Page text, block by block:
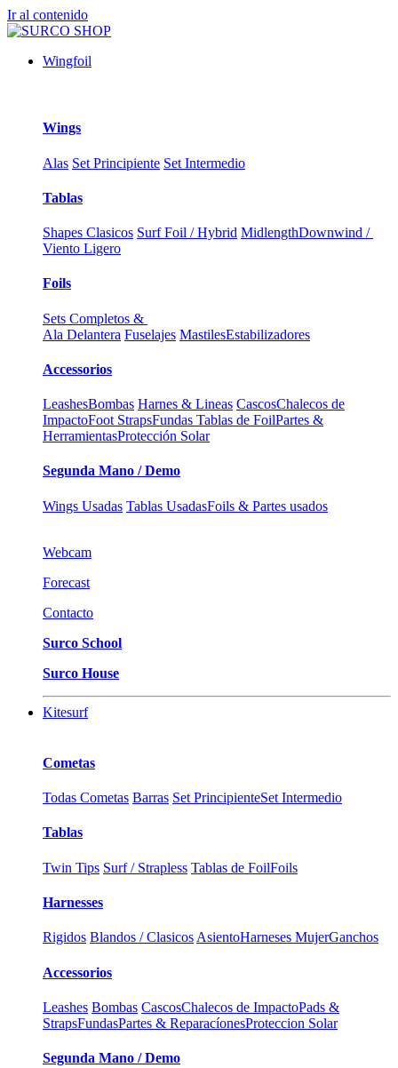
Ir al contenido
Wingfoil
Wings
Alas Set Principiente Set Intermedio
Tablas
Shapes Clasicos Surf Foil / Hybrid MidlengthDownwind /
Viento Ligero
Foils
Sets Completos &
Ala Delantera Fuselajes MastilesEstabilizadores
Accessorios
LeashesBombas Harnes & Lineas CascosChalecos de
ImpactoFoot StrapsFundas Tablas de FoilPartes &
HerramientasProtección Solar
Segunda Mano / Demo
Wings Usadas Tablas UsadasFoils & Partes usados
Webcam
Forecast
Contacto
Surco School
Surco House
Kitesurf
Cometas
Todas Cometas Barras Set PrincipienteSet Intermedio
Tablas
Twin Tips Surf / Strapless Tablas de FoilFoils
Harnesses
Rigidos Blandos / Clasicos AsientoHarneses MujerGanchos
Accessorios
Leashes Bombas CascosChalecos de ImpactoPads &
StrapsFundasPartes & ReparacíonesProteccion Solar
Segunda Mano / Demo